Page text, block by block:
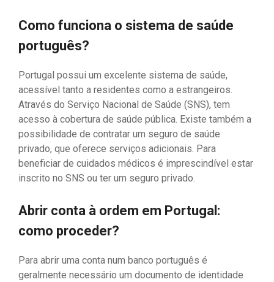
Como funciona o sistema de saúde
português?
Portugal possui um excelente sistema de saúde,
acessível tanto a residentes como a estrangeiros.
Através do Serviço Nacional de Saúde (SNS), tem
acesso à cobertura de saúde pública. Existe também a
possibilidade de contratar um seguro de saúde
privado, que oferece serviços adicionais. Para
beneficiar de cuidados médicos é imprescindível estar
inscrito no SNS ou ter um seguro privado.
Abrir conta à ordem em Portugal:
como proceder?
Para abrir uma conta num banco português é
geralmente necessário um documento de identidade